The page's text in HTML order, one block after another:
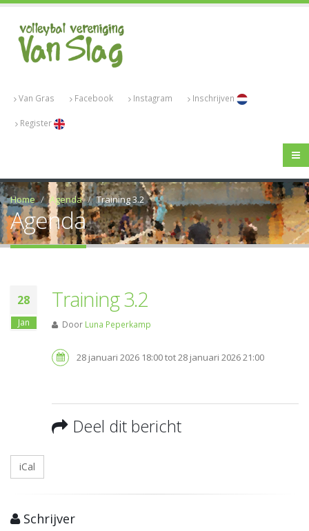
Van Gras Facebook Instagram Inschrijven
Register
Home Agenda Training 3.2
Agenda
28
Jan
Training 3.2
Door Luna Peperkamp
28 januari 2026 18:00 tot 28 januari 2026 21:00
Deel dit bericht
iCal
Schrijver